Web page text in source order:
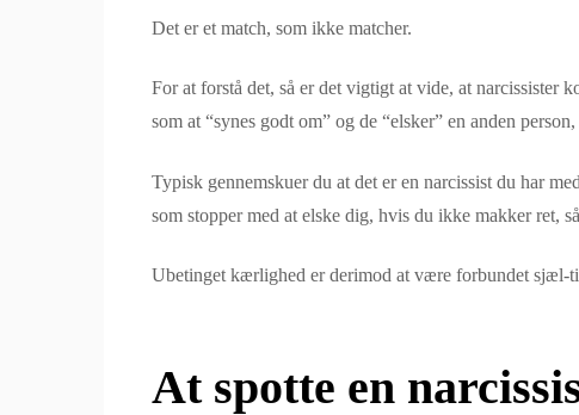
Det er et match, som ikke matcher.
For at forstå det, så er det vigtigt at vide, at narcissister
som at “synes godt om” og de “elsker” en anden
Typisk gennemskuer du at det er en narcissist du har
som stopper med at elske dig, hvis du ikke makker ret,
Ubetinget kærlighed er derimod at være forbundet sjæl-
At spotte en